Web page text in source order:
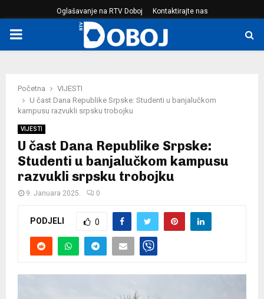
Oglašavanje na RTV Doboj Kontaktirajte nas
PRIMARY
Početna
VIJESTI
U čast Dana Republike Srpske: Studenti u banjalučkom
kampusu razvukli srpsku trobojku
VIJESTI
U čast Dana Republike Srpske:
Studenti u banjalučkom kampusu
razvukli srpsku trobojku
9. Januara 2025. 0
PODJELI 0